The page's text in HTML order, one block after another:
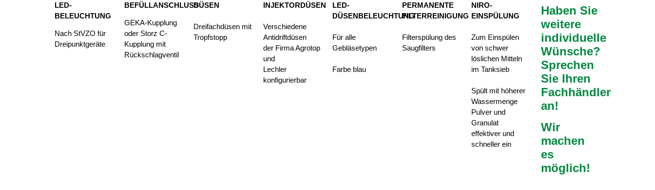
LED-
BELEUCHTUNG
Nach StVZO für
Dreipunktgeräte
BEFÜLLANSCHLUSS
GEKA-Kupplung
oder Storz C-
Kupplung mit
Rückschlagventil
DÜSEN
Dreifachdüsen mit
Tropfstopp
INJEKTORDÜSEN
Verschiedene
Antidriftdüsen
der Firma Agrotop
und
Lechler
konfigurierbar
LED-
DÜSENBELEUCHTUNG
Für alle
Gebläsetypen
Farbe blau
PERMANENTE
FILTERREINIGUNG
Filterspülung des
Saugfilters
NIRO-
EINSPÜLUNG
Zum Einspülen
von schwer
löslichen Mitteln
im Tanksieb
Spült mit höherer
Wassermenge
Pulver und
Granulat
effektiver und
schneller ein
Haben Sie
weitere
individuelle
Wünsche?
Sprechen
Sie Ihren
Fachhändler
an!
Wir
machen
es
möglich!